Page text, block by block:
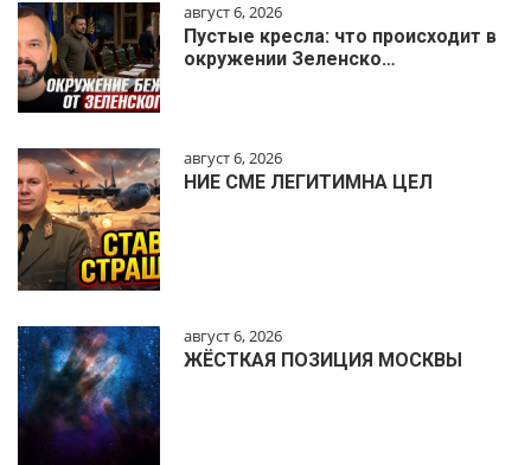
август 6, 2026
Пустые кресла: что происходит в
окружении Зеленско…
август 6, 2026
НИЕ СМЕ ЛЕГИТИМНА ЦЕЛ
август 6, 2026
ЖЁСТКАЯ ПОЗИЦИЯ МОСКВЫ